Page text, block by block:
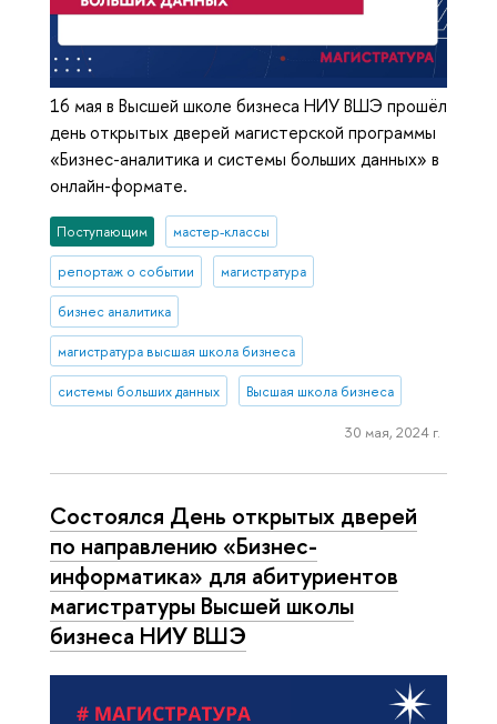
16 мая в Высшей школе бизнеса НИУ ВШЭ прошёл
день открытых дверей магистерской программы
«Бизнес-аналитика и системы больших данных» в
онлайн-формате.
Поступающим мастер-классы
репортаж о событии магистратура
бизнес аналитика
магистратура высшая школа бизнеса
системы больших данных Высшая школа бизнеса
30 мая, 2024 г.
Состоялся День открытых дверей
по направлению «Бизнес-
информатика» для абитуриентов
магистратуры Высшей школы
бизнеса НИУ ВШЭ